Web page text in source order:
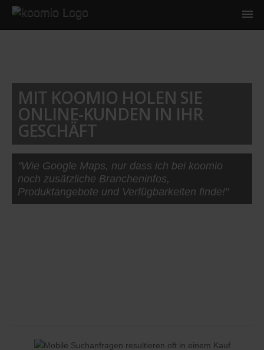
MIT KOOMIO HOLEN SIE
ONLINE-KUNDEN IN IHR
GESCHÄFT
"Wie Google Maps, nur dass ich bei koomio
noch zusätzliche Brancheninfos,
Produktangebote und Verfügbarkeiten finde!"